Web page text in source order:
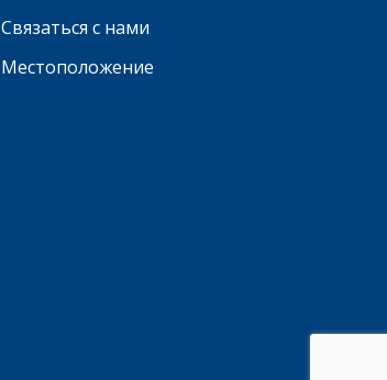
Связаться с нами
Местоположение